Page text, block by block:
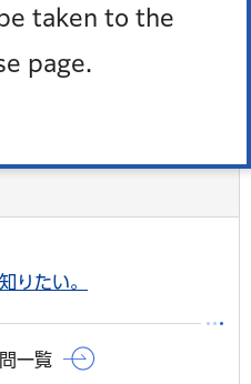
taken to the
page.
りたい。
一覧